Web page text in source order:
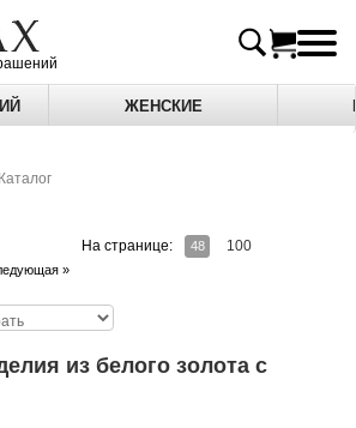
ЖЕНСКИЕ
Каталог
На странице: 48 100
»
из белого золота c